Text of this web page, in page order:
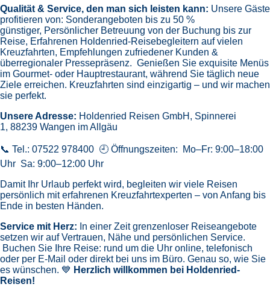
Qualität & Service, den man sich leisten kann: Unsere Gäste
profitieren von: Sonderangeboten bis zu 50 %
günstiger, Persönlicher Betreuung von der Buchung bis zur
Reise, Erfahrenen Holdenried-Reisebegleitern auf vielen
Kreuzfahrten, Empfehlungen zufriedener Kunden &
überregionaler Pressepräsenz. Genießen Sie exquisite Menüs
im Gourmet- oder Hauptrestaurant, während Sie täglich neue
Ziele erreichen. Kreuzfahrten sind einzigartig – und wir machen
sie perfekt.
Unsere Adresse: Holdenried Reisen GmbH, Spinnerei
1, 88239 Wangen im Allgäu
📞 Tel.: 07522 978400 🕘 Öffnungszeiten: Mo–Fr: 9:00–18:00
Uhr Sa: 9:00–12:00 Uhr
Damit Ihr Urlaub perfekt wird, begleiten wir viele Reisen
persönlich mit erfahrenen Kreuzfahrtexperten – von Anfang bis
Ende in besten Händen.
Service mit Herz: In einer Zeit grenzenloser Reiseangebote
setzen wir auf Vertrauen, Nähe und persönlichen Service.
Buchen Sie Ihre Reise: rund um die Uhr online, telefonisch
oder per E-Mail oder direkt bei uns im Büro. Genau so, wie Sie
es wünschen. 💙 Herzlich willkommen bei Holdenried-
Reisen!